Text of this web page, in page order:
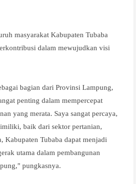
masyarakat Kabupaten Tubaba
dalam mewujudkan visi
bagian dari Provinsi Lampung,
penting dalam mempercepat
yang merata. Saya sangat percaya,
baik dari sektor pertanian,
Kabupaten Tubaba dapat menjadi
utama dalam pembangunan
pungkasnya.